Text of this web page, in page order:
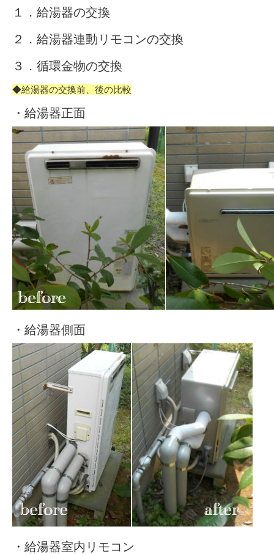
１．給湯器の交換
２．給湯器連動リモコンの交換
３．循環金物の交換
◆給湯器の交換前、後の比較
・給湯器正面
・給湯器側面
・給湯器室内リモコン